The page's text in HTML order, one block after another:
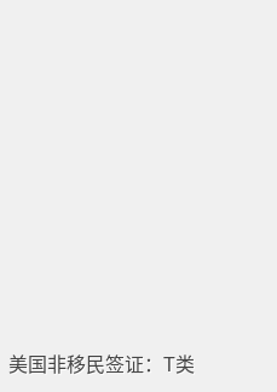
美国非移民签证：T类